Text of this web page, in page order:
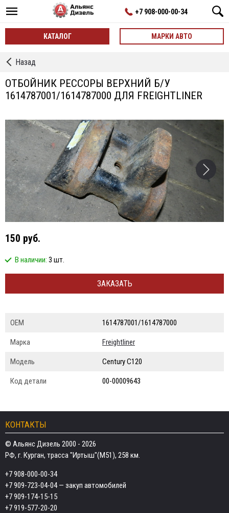
+7 908-000-00-34
КАТАЛОГ МАРКИ АВТО
←Назад
ОТБОЙНИК РЕССОРЫ ВЕРХНИЙ Б/У
1614787001/1614787000 ДЛЯ FREIGHTLINER
150 руб.
В наличии: 3 шт.
ЗАКАЗАТЬ
ОЕМ 1614787001/1614787000
Марка Freightliner
Модель Century C120
Код детали 00-00009643
КОНТАКТЫ
© Альянс Дизель 2000 - 2026
РФ, г. Курган, трасса "Иртыш"(М51), 258 км.
+7 908-000-00-34
+7 909-723-04-04— закуп автомобилей
+7 909-174-15-15
+7 919-577-20-20